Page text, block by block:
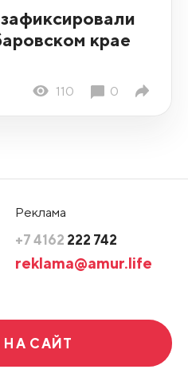
крае
110 0
Реклама
+7 4162 222 742
reklama@amur.life
САЙТ